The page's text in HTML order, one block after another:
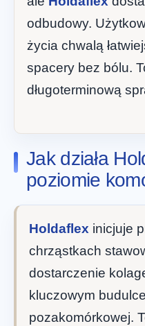
odbudowy.
życia chwalą
spacery bez bólu.
długoterminową
Jak działa
poziomie
Holdaflex inicjuje
chrząstkach
dostarczenie
kluczowym
pozakomórkowej.